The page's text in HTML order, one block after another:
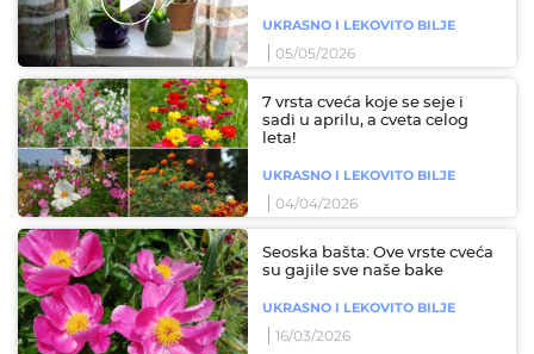
UKRASNO I LEKOVITO BILJE
05/05/2026
7 vrsta cveća koje se seje i
sadi u aprilu, a cveta celog
leta!
UKRASNO I LEKOVITO BILJE
04/04/2026
Seoska bašta: Ove vrste cveća
su gajile sve naše bake
UKRASNO I LEKOVITO BILJE
16/03/2026